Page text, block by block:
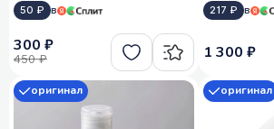
50 ₽ в
300 ₽
450 ₽
217 ₽ в
1 300 ₽
оригинал оригинал